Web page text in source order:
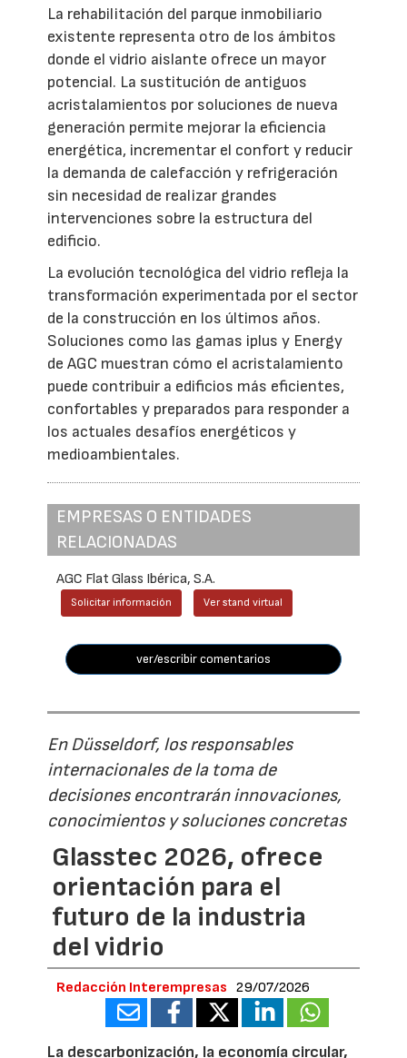
La rehabilitación del parque inmobiliario
existente representa otro de los ámbitos
donde el vidrio aislante ofrece un mayor
potencial. La sustitución de antiguos
acristalamientos por soluciones de nueva
generación permite mejorar la eficiencia
energética, incrementar el confort y reducir
la demanda de calefacción y refrigeración
sin necesidad de realizar grandes
intervenciones sobre la estructura del
edificio.
La evolución tecnológica del vidrio refleja la
transformación experimentada por el sector
de la construcción en los últimos años.
Soluciones como las gamas iplus y Energy
de AGC muestran cómo el acristalamiento
puede contribuir a edificios más eficientes,
confortables y preparados para responder a
los actuales desafíos energéticos y
medioambientales.
EMPRESAS O ENTIDADES
RELACIONADAS
AGC Flat Glass Ibérica, S.A.
Solicitar información Ver stand virtual
ver/escribir comentarios
En Düsseldorf, los responsables
internacionales de la toma de
decisiones encontrarán innovaciones,
conocimientos y soluciones concretas
Glasstec 2026, ofrece
orientación para el
futuro de la industria
del vidrio
Redacción Interempresas 29/07/2026
La descarbonización, la economía circular,